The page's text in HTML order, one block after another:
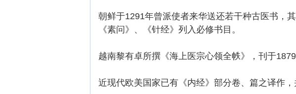
朝鲜于1291年曾派使者来华送还若干种古医书，
《素问》、《针经》列入必修书目。
越南黎有卓所撰《海上医宗心领全帙》，刊于
近现代欧美国家已有《内经》部分卷、篇之译作，